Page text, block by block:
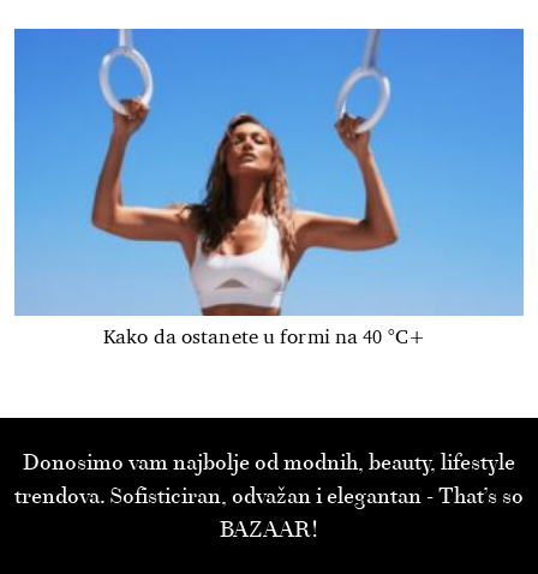
Kako da ostanete u formi na 40 °C+
Donosimo vam najbolje od modnih, beauty, lifestyle
trendova. Sofisticiran, odvažan i elegantan - That’s so
BAZAAR!